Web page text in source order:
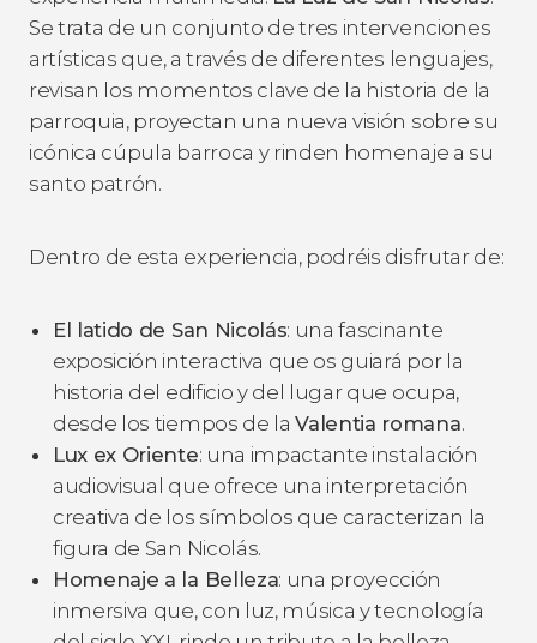
Se trata de un conjunto de tres intervenciones
artísticas que, a través de diferentes lenguajes,
revisan los momentos clave de la historia de la
parroquia, proyectan una nueva visión sobre su
icónica cúpula barroca y rinden homenaje a su
santo patrón.
Dentro de esta experiencia, podréis disfrutar de:
El latido de San Nicolás: una fascinante
exposición interactiva que os guiará por la
historia del edificio y del lugar que ocupa,
desde los tiempos de laValentia romana.
Lux ex Oriente: una impactante instalación
audiovisual que ofrece una interpretación
creativa de los símbolos que caracterizan la
figura de San Nicolás.
Homenaje a la Belleza: una proyección
inmersiva que, con luz, música y tecnología